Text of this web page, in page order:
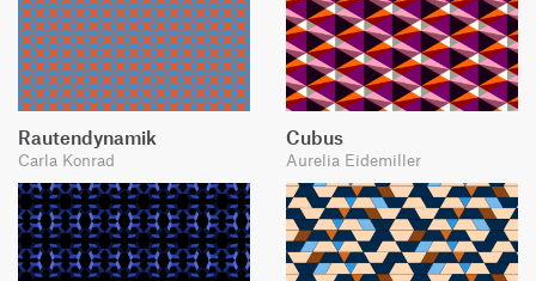
Rautendynamik
Carla Konrad
Cubus
Aurelia Eidemiller